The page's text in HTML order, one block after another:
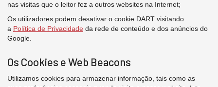
nas visitas que o leitor fez a outros websites na Internet;
Os utilizadores podem desativar o cookie DART visitando
a Política de Privacidade da rede de conteúdo e dos anúncios do
Google.
Os Cookies e Web Beacons
Utilizamos cookies para armazenar informação, tais como as